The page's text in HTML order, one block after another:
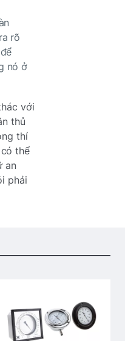
rõ
nó ở
với
thủ
thí
thể
an
phải